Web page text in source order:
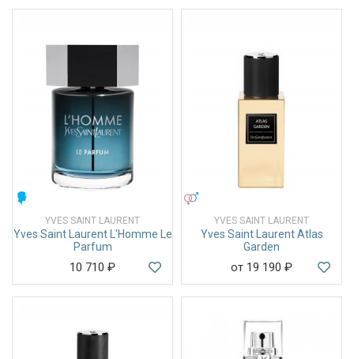
YVES SAINT LAURENT
Yves Saint Laurent L'Homme Le
Parfum
10 710 ₽
YVES SAINT LAURENT
Yves Saint Laurent Atlas
Garden
от 19 190 ₽